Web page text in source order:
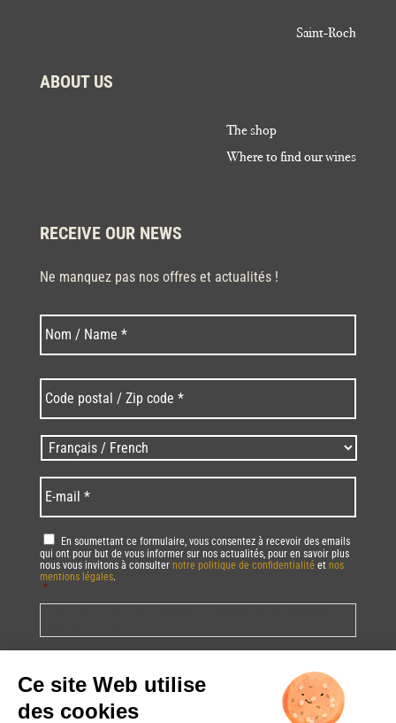
Saint-Roch
ABOUT US
The shop
Where to find our wines
RECEIVE OUR NEWS
Ne manquez pas nos offres et actualités !
Nom * Last
postal
/
Zip
code
* *
Langues
/
Language *
mail *
RGPD *
En soumettant ce formulaire, vous consentez à recevoir des emails
qui ont pour but de vous informer sur nos actualités, pour en savoir plus
nous vous invitons à consulter notre politique de confidentialité et nos
mentions légales.
*